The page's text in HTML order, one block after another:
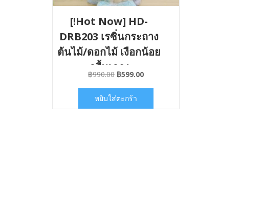
[!Hot Now] HD-
DRB203 เรซิ่นกระถาง
ต้นไม้/ดอกไม้ เงือกน้อย
ครื้นเครง
฿990.00 Original
was:
฿599.00Current
หยิบใส่ตะกร้า